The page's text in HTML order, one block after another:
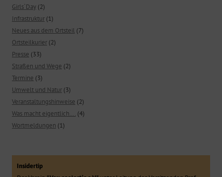
Girls`Day (2)
Infrastruktur (1)
Neues aus dem Ortsteil (7)
Ortsteilkurier (2)
Presse (33)
Straßen und Wege (2)
Termine (3)
Umwelt und Natur (3)
Veranstaltungshinweise (2)
Was macht eigentlich…. (4)
Wortmeldungen (1)
Insidertip